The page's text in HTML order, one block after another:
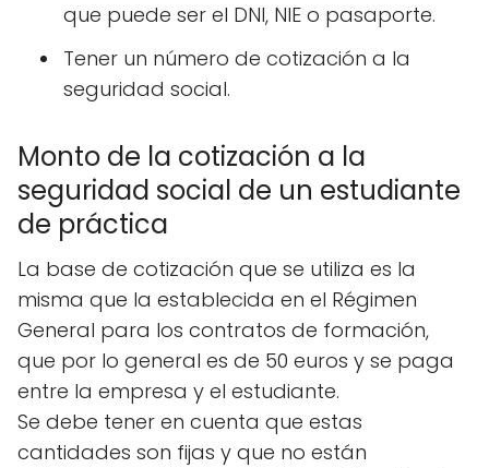
que puede ser el DNI, NIE o pasaporte.
Tener un número de cotización a la
seguridad social.
Monto de la cotización a la
seguridad social de un estudiante
de práctica
La base de cotización que se utiliza es la
misma que la establecida en el Régimen
General para los contratos de formación,
que por lo general es de 50 euros y se paga
entre la empresa y el estudiante.
Se debe tener en cuenta que estas
cantidades son fijas y que no están